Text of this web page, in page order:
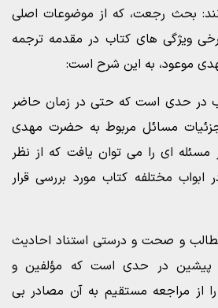
بحث رجعت، که از موضوعات اصلی
ویژگی های کتاب در مقدمه ترجمه
موعود، به این شرح است:
در حدی است که حتی در زمان حاضر
جزئیات مسائل مربوط به حضرت مهدی
ای را می توان یافت که از نظر
ابواب مختلفه کتاب مورد بررسی قرار
و صحت و درستی استناد احادیث
پیشین در حدی است که مؤلفین و
از مراجعه مستقیم به آن مصادر بی